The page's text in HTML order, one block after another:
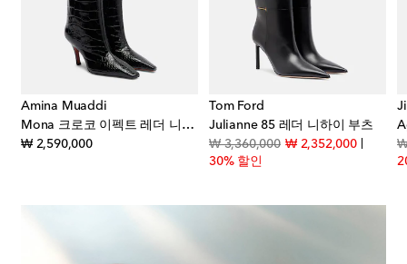
Amina Muaddi
Mona 크로코 이펙트 레더 니하이 부츠
₩ 2,590,000original price
Tom Ford
Julianne 85 레더 니하이 부츠
₩ 3,360,000original price
₩ 2,352,000discount
30% 할인
₩
price